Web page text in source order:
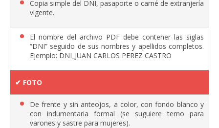
Copia simple del DNI, pasaporte o carné de extranjería
vigente.
El nombre del archivo PDF debe contener las siglas
“DNI” seguido de sus nombres y apellidos completos.
Ejemplo: DNI_JUAN CARLOS PEREZ CASTRO
✔︎ FOTO
De frente y sin anteojos, a color, con fondo blanco y
con indumentaria formal (se suguiere terno para
varones y sastre para mujeres).